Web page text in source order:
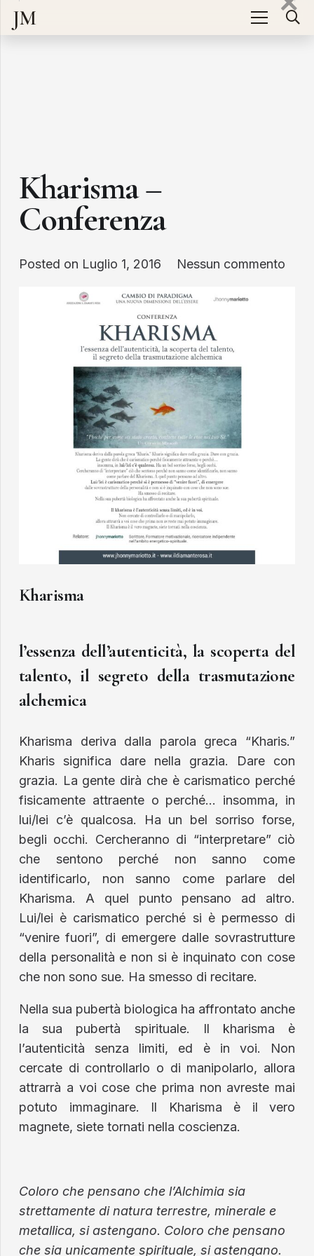
JM
Kharisma –
Conferenza
Posted on Luglio 1, 2016 Nessun commento
Kharisma
l’essenza dell’autenticità, la scoperta del
talento, il segreto della trasmutazione
alchemica
Kharisma deriva dalla parola greca “Kharis.”
Kharis significa dare nella grazia. Dare con
grazia. La gente dirà che è carismatico perché
fisicamente attraente o perché… insomma, in
lui/lei c’è qualcosa. Ha un bel sorriso forse,
begli occhi. Cercheranno di “interpretare” ciò
che sentono perché non sanno come
identificarlo, non sanno come parlare del
Kharisma. A quel punto pensano ad altro.
Lui/lei è carismatico perché si è permesso di
“venire fuori”, di emergere dalle sovrastrutture
della personalità e non si è inquinato con cose
che non sono sue. Ha smesso di recitare.
Nella sua pubertà biologica ha affrontato anche
la sua pubertà spirituale. Il kharisma è
l’autenticità senza limiti, ed è in voi. Non
cercate di controllarlo o di manipolarlo, allora
attrarrà a voi cose che prima non avreste mai
potuto immaginare. Il Kharisma è il vero
magnete, siete tornati nella coscienza.
Coloro che pensano che l’Alchimia sia
strettamente di natura terrestre, minerale e
metallica, si astengano. Coloro che pensano
che sia unicamente spirituale, si astengano.